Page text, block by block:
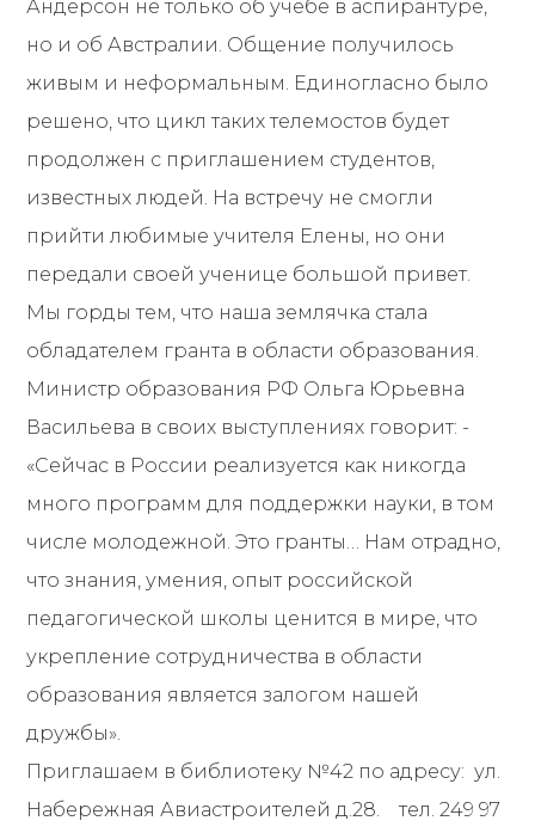
Андерсон не только об учёбе в аспирантуре,
но и об Австралии. Общение получилось
живым и неформальным. Единогласно было
решено, что цикл таких телемостов будет
продолжен с приглашением студентов,
известных людей. На встречу не смогли
прийти любимые учителя Елены, но они
передали своей ученице большой привет.
Мы горды тем, что наша землячка стала
обладателем гранта в области образования.
Министр образования РФ Ольга Юрьевна
Васильева в своих выступлениях говорит: -
«Сейчас в России реализуется как никогда
много программ для поддержки науки, в том
числе молодежной. Это гранты… Нам отрадно,
что знания, умения, опыт российской
педагогической школы ценится в мире, что
укрепление сотрудничества в области
образования является залогом нашей
дружбы».
Приглашаем в библиотеку №42 по адресу: ул.
Набережная Авиастроителей д.28. тел. 249 97